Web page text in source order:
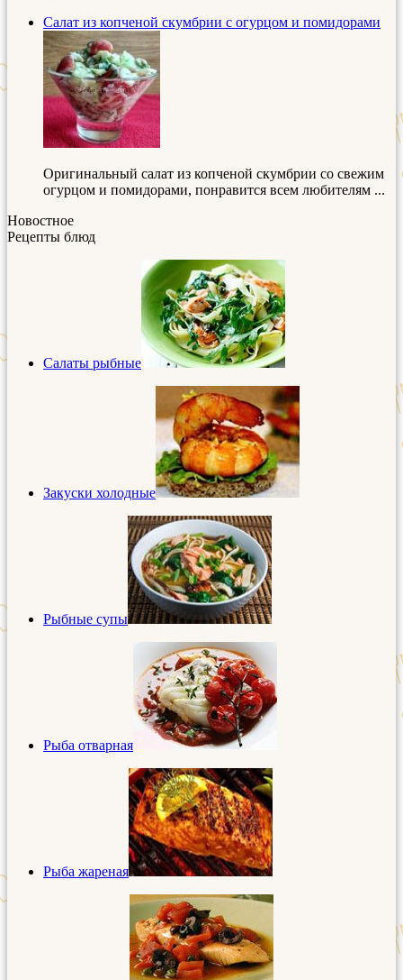
Салат из копченой скумбрии с огурцом и помидорами
Оригинальный салат из копченой скумбрии со свежим
огурцом и помидорами, понравится всем любителям ...
Новостное
Рецепты блюд
Салаты рыбные
Закуски холодные
Рыбные супы
Рыба отварная
Рыба жареная